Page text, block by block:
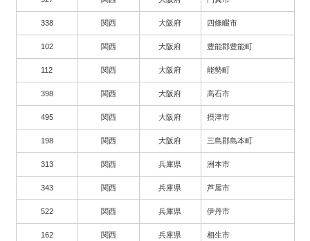
338 関西 大阪府 四條畷市
102 関西 大阪府 豊能郡豊能町
112 関西 大阪府 能勢町
398 関西 大阪府 高石市
495 関西 大阪府 摂津市
198 関西 大阪府 三島郡島本町
313 関西 兵庫県 洲本市
343 関西 兵庫県 芦屋市
522 関西 兵庫県 伊丹市
162 関西 兵庫県 相生市